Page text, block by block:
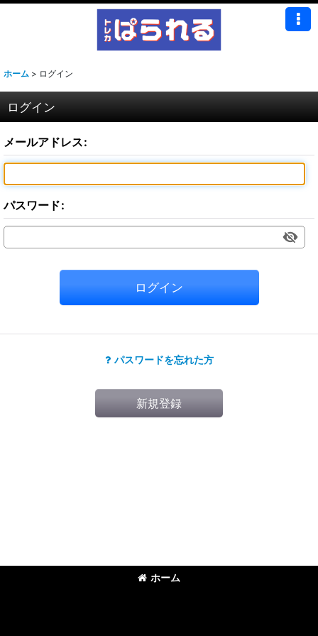
ホーム > ログイン
ログイン
メールアドレス:
パスワード:
ログイン
パスワードを忘れた方
新規登録
ホーム